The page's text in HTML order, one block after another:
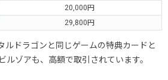
20,000円
29,800円
ルドラゴンと同じゲームの特典カードと
ルゾアも、高額で取引されています。